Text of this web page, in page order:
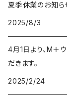
夏季休業のお知ら
2025/8/3
4月1日より、M＋
だきます。
2025/2/24